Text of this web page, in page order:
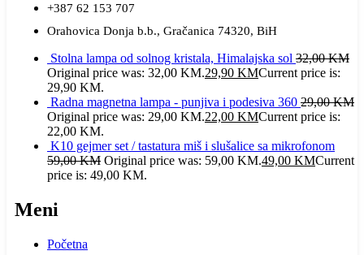
+387 62 153 707
Orahovica Donja b.b., Gračanica 74320, BiH
Stolna lampa od solnog kristala, Himalajska sol 32,00KM
Original price was: 32,00 KM.29,90 KMCurrent price is:
29,90 KM.
Radna magnetna lampa - punjiva i podesiva 360 29,00KM
Original price was: 29,00 KM.22,00 KMCurrent price is:
22,00 KM.
K10 gejmer set / tastatura miš i slušalice sa mikrofonom
59,00KM Original price was: 59,00 KM.49,00 KMCurrent
price is: 49,00 KM.
Meni
Početna